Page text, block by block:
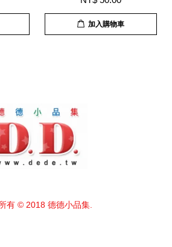
加入購物車
有 © 2018 德德小品集.